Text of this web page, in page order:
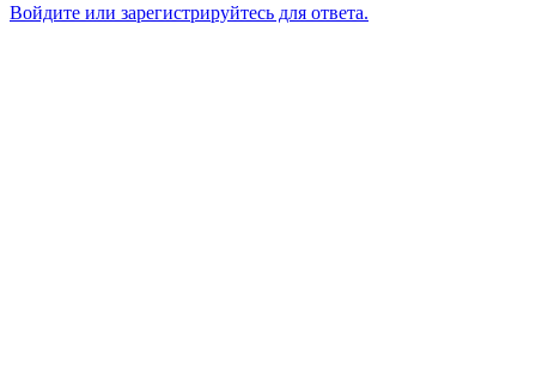
Войдите или зарегистрируйтесь для ответа.